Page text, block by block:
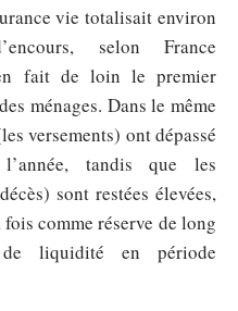
vie totalisait environ
selon France
fait de loin le premier
ménages. Dans le même
versements) ont dépassé
tandis que les
sont restées élevées,
comme réserve de long
liquidité en période